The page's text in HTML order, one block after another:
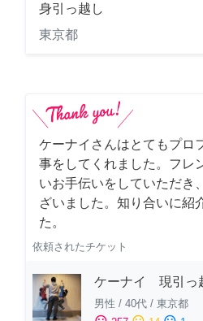
身引っ越し
東京都
ケーナイさんはとてもプロ
事をしてくれました。フレ
いお手伝いをしていただき
ざいました。知り合いに紹
た。
依頼されたチケット
ケーナイ 現引っ
男性 / 40代 / 東京都